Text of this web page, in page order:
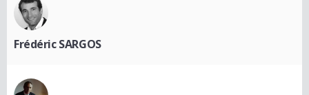
Frédéric SARGOS